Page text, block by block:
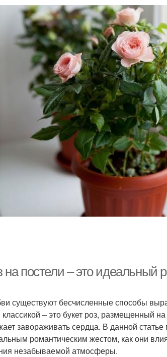
на постели – это идеальный
существуют бесчисленные способы
– это букет роз, размещенный
завораживать сердца. В данной
романтическим жестом, как они
незабываемой атмосферы.